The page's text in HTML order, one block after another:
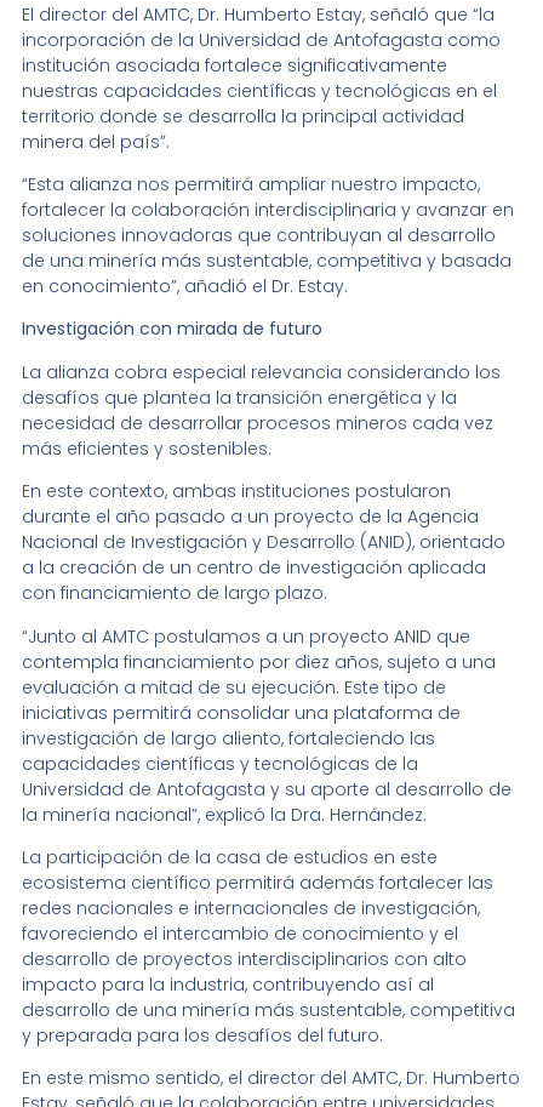
El director del AMTC, Dr. Humberto Estay, señaló que “la
incorporación de la Universidad de Antofagasta como
institución asociada fortalece significativamente
nuestras capacidades científicas y tecnológicas en el
territorio donde se desarrolla la principal actividad
minera del país”.
“Esta alianza nos permitirá ampliar nuestro impacto,
fortalecer la colaboración interdisciplinaria y avanzar en
soluciones innovadoras que contribuyan al desarrollo
de una minería más sustentable, competitiva y basada
en conocimiento”, añadió el Dr. Estay.
Investigación con mirada de futuro
La alianza cobra especial relevancia considerando los
desafíos que plantea la transición energética y la
necesidad de desarrollar procesos mineros cada vez
más eficientes y sostenibles.
En este contexto, ambas instituciones postularon
durante el año pasado a un proyecto de la Agencia
Nacional de Investigación y Desarrollo (ANID), orientado
a la creación de un centro de investigación aplicada
con financiamiento de largo plazo.
“Junto al AMTC postulamos a un proyecto ANID que
contempla financiamiento por diez años, sujeto a una
evaluación a mitad de su ejecución. Este tipo de
iniciativas permitirá consolidar una plataforma de
investigación de largo aliento, fortaleciendo las
capacidades científicas y tecnológicas de la
Universidad de Antofagasta y su aporte al desarrollo de
la minería nacional”, explicó la Dra. Hernández.
La participación de la casa de estudios en este
ecosistema científico permitirá además fortalecer las
redes nacionales e internacionales de investigación,
favoreciendo el intercambio de conocimiento y el
desarrollo de proyectos interdisciplinarios con alto
impacto para la industria, contribuyendo así al
desarrollo de una minería más sustentable, competitiva
y preparada para los desafíos del futuro.
En este mismo sentido, el director del AMTC, Dr. Humberto